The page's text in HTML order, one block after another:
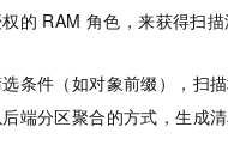
的 RAM 角色，来获得扫
条件（如对象前缀），扫
端分区聚合的方式，生成